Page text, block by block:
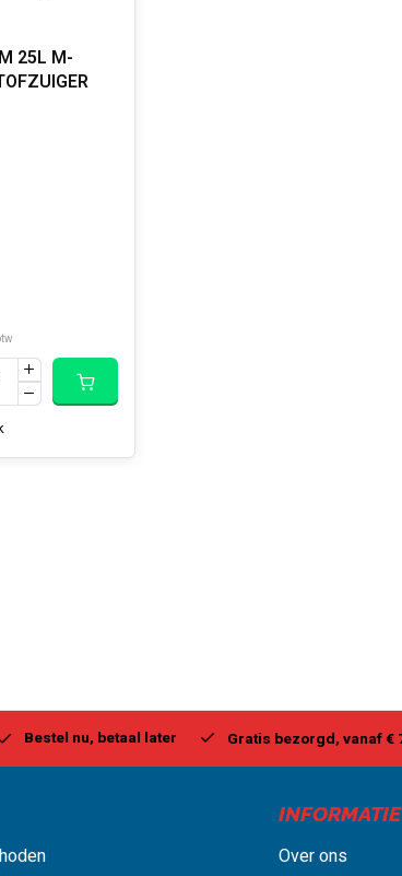
25L M-
nu, betaal later Gratis bezorgd, vanaf € 75,00
INFORMATIE
Over ons